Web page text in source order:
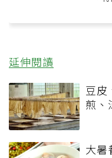
延伸閱讀
豆皮
煎、
大暑